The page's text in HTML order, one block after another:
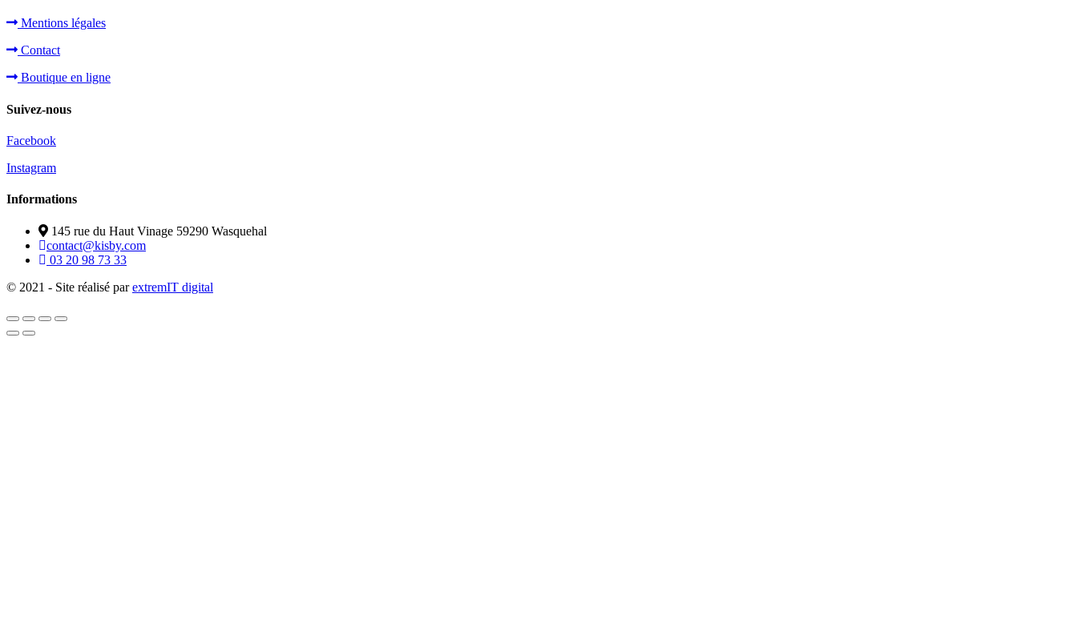
Mentions légales
Contact
Boutique en ligne
Suivez-nous
Facebook
Instagram
Informations
145 rue du Haut Vinage 59290 Wasquehal
contact@kisby.com
03 20 98 73 33
© 2021 - Site réalisé parextremIT digital